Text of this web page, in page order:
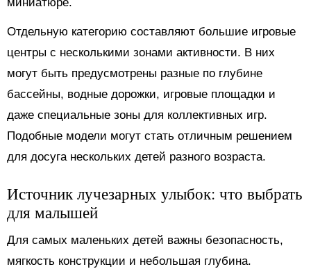
Отдельную категорию составляют большие игровые
центры с несколькими зонами активности. В них
могут быть предусмотрены разные по глубине
бассейны, водные дорожки, игровые площадки и
даже специальные зоны для коллективных игр.
Подобные модели могут стать отличным решением
для досуга нескольких детей разного возраста.
Источник лучезарных улыбок: что выбрать
для малышей
Для самых маленьких детей важны безопасность,
мягкость конструкции и небольшая глубина.